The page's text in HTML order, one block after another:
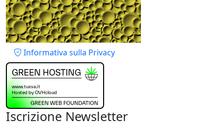
Piè di pagina
Informativa sulla Privacy
Iscrizione Newsletter